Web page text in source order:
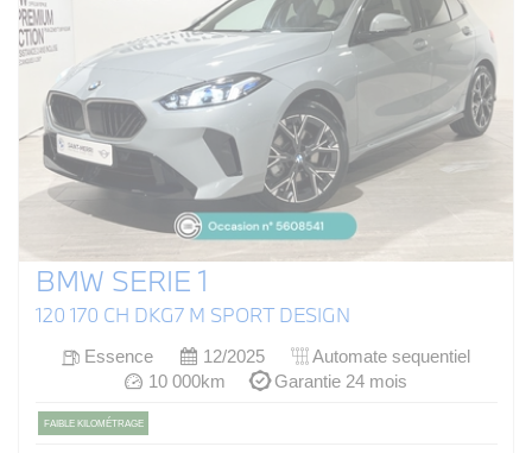
BMW SERIE 1
120 170 CH DKG7 M SPORT DESIGN
Essence 12/2025
Automate sequentiel
10 000km
Garantie 24 mois
FAIBLE KILOMÉTRAGE